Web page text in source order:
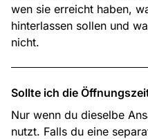
wen sie erreicht haben,
hinterlassen sollen und
nicht.
Sollte ich die
Nur wenn du dieselbe
nutzt. Falls du eine